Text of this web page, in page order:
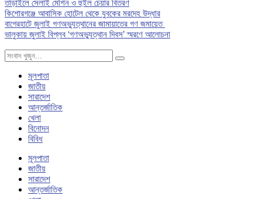
তাড়াইলে সেলাই মেশিন ও হুইল চেয়ার বিতরণ
কিশোরগঞ্জে আবাসিক হোটেল থেকে যুবকের মরদেহ উদ্ধার
বাগেরহাটে জুলাই গণঅভ্যুত্থানের জামায়াতের গণ জমায়েত
ভালুকায় জুলাই বিপ্লব ‘গণঅভ্যুত্থান দিবস’ স্মরণে আলোচনা
মূলপাতা
জাতীয়
সারাদেশ
আন্তর্জাতিক
খেলা
বিনোদন
বিবিধ
মূলপাতা
জাতীয়
সারাদেশ
আন্তর্জাতিক